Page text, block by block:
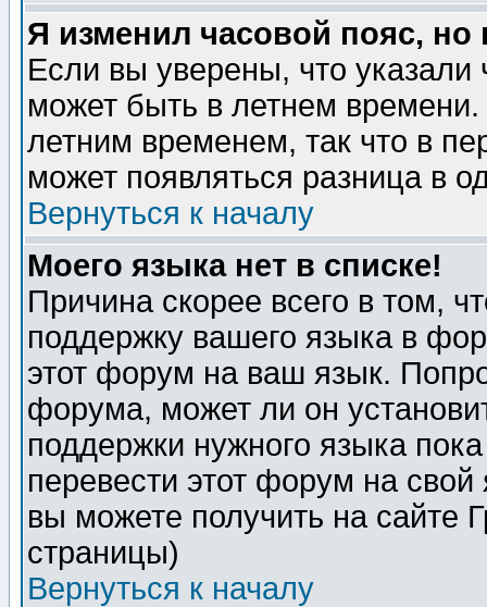
Я изменил часовой пояс,
Если вы уверены, что указали
может быть в летнем
летним временем, так что в
может появляться разница в
Вернуться к началу
Моего языка нет в списке!
Причина скорее всего в том,
поддержку вашего языка в
этот форум на ваш язык.
форума, может ли он
поддержки нужного языка
перевести этот форум на
вы можете получить на сайте
страницы)
Вернуться к началу